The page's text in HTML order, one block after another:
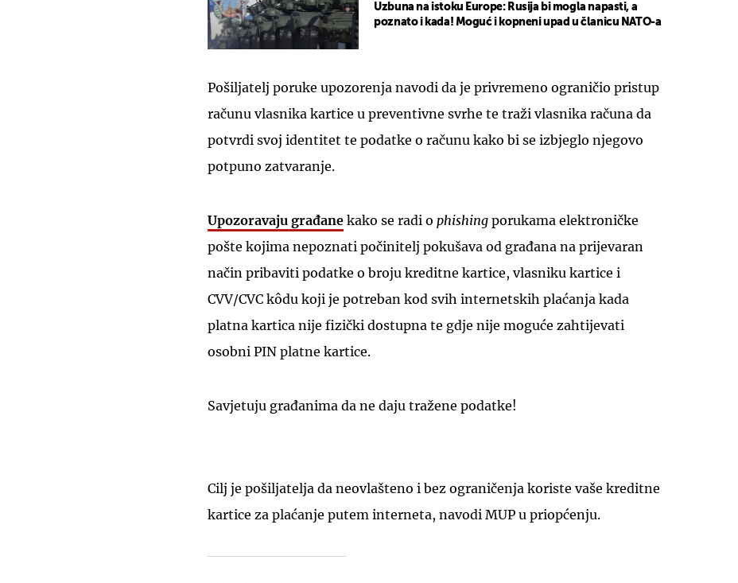
Uzbuna na istoku Europe: Rusija bi mogla napasti, a
poznato i kada! Moguć i kopneni upad u članicu NATO-a
Pošiljatelj poruke upozorenja navodi da je privremeno ograničio pristup
računu vlasnika kartice u preventivne svrhe te traži vlasnika računa da
potvrdi svoj identitet te podatke o računu kako bi se izbjeglo njegovo
potpuno zatvaranje.
Upozoravaju građane kako se radi o phishing porukama elektroničke
pošte kojima nepoznati počinitelj pokušava od građana na prijevaran
način pribaviti podatke o broju kreditne kartice, vlasniku kartice i
CVV/CVC kôdu koji je potreban kod svih internetskih plaćanja kada
platna kartica nije fizički dostupna te gdje nije moguće zahtijevati
osobni PIN platne kartice.
Savjetuju građanima da ne daju tražene podatke!
Cilj je pošiljatelja da neovlašteno i bez ograničenja koriste vaše kreditne
kartice za plaćanje putem interneta, navodi MUP u priopćenju.